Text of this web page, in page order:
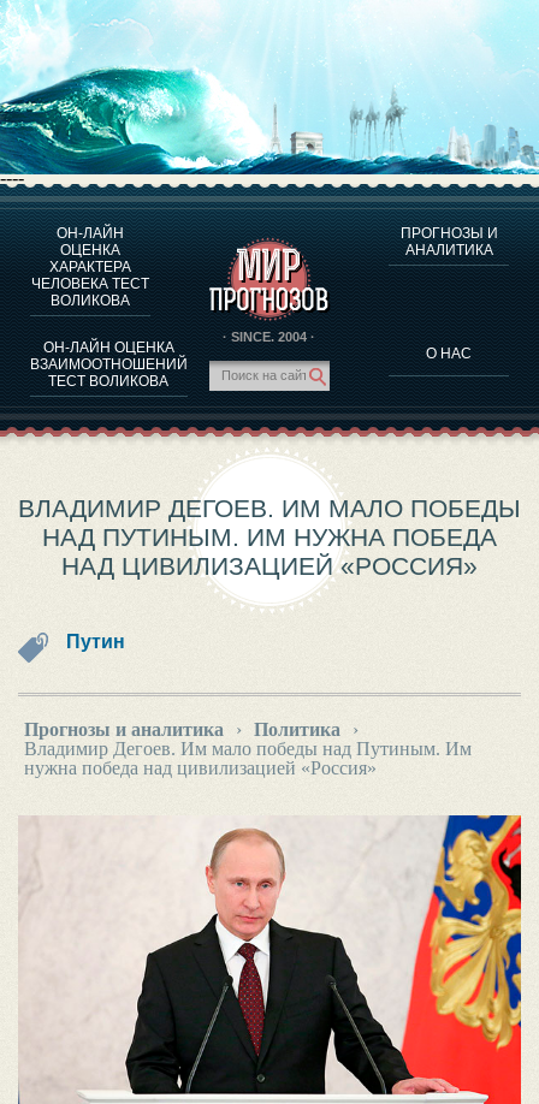
----
ОН-ЛАЙН
ОЦЕНКА
ХАРАКТЕРА
ЧЕЛОВЕКА ТЕСТ
ВОЛИКОВА
ОН-ЛАЙН ОЦЕНКА
ВЗАИМООТНОШЕНИЙ
ТЕСТ ВОЛИКОВА
· SINCE. 2004 ·
ПРОГНОЗЫ И
АНАЛИТИКА
О НАС
О ПРОГРАММЕ
ОЦЕНКА ХАРАКТЕРA ЧЕЛОВЕКА
ОЦЕНКА ХАРАКТЕРА ВЫДАЮЩИХСЯ ЛИЧНОСТЕЙ
О ПРОГРАММЕ
ТЕСТ НА СОВМЕСТИМОСТЬ ВОЛИКОВА
ПРОГНОЗЫ И АНАЛИТИКА
ВЛАДИМИР ДЕГОЕВ. ИМ МАЛО ПОБЕДЫ
НАД ПУТИНЫМ. ИМ НУЖНА ПОБЕДА
НАД ЦИВИЛИЗАЦИЕЙ «РОССИЯ»
Путин
Прогнозы и аналитика › Политика
›
Владимир Дегоев. Им мало победы над Путиным. Им
нужна победа над цивилизацией «Россия»